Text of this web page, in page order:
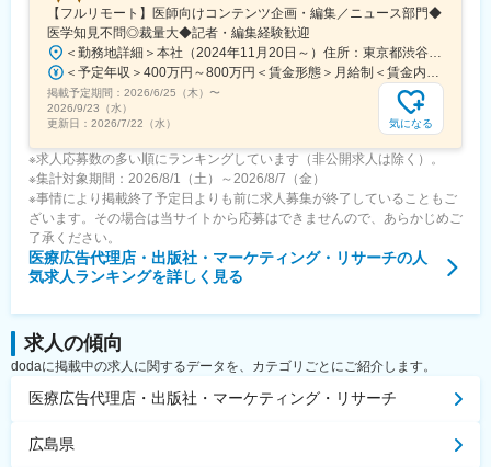
【フルリモート】医師向けコンテンツ企画・編集／ニュース部門◆
医学知見不問◎裁量大◆記者・編集経験歓迎
＜勤務地詳細＞本社（2024年11月20日～）住所：東京都渋谷区渋谷一丁目12番2 クロスオフィス渋谷311受動喫煙対策：屋内全面禁煙変更の範囲：会社の定める事業所（リモートワーク含む）
＜予定年収＞400万円～800万円＜賃金形態＞月給制＜賃金内訳＞月額（基本給）：241,565円～483,130円固定残業手当/月：91,768円～183,536円（固定残業時間45時間0分/月）超過した時間外労働の残業手当は追加支給＜月給＞333,333円～666,666円（一律手当を含む）＜昇給有無＞有＜残業手当＞有＜給与補足＞※実績やご経験、スキルを考慮し、当社規定に基づいて決定します。賃金はあくまでも目安の金額であり、選考を通じて上下する可能性があります。月給(月額)は固定手当を含めた表記です。
掲載予定期間： 2026/6/25（木） 〜
2026/9/23（水）
更新日： 2026/7/22（水） 気になる
※求人応募数の多い順にランキングしています（非公開求人は除く）。
※集計対象期間：2026/8/1（土）～2026/8/7（金）
※事情により掲載終了予定日よりも前に求人募集が終了していることもご
ざいます。その場合は当サイトから応募はできませんので、あらかじめご
了承ください。
医療広告代理店・出版社・マーケティング・リサーチの人
気求人ランキングを詳しく見る
求人の傾向
dodaに掲載中の求人に関するデータを、カテゴリごとにご紹介します。
医療広告代理店・出版社・マーケティング・リサーチ
広島県